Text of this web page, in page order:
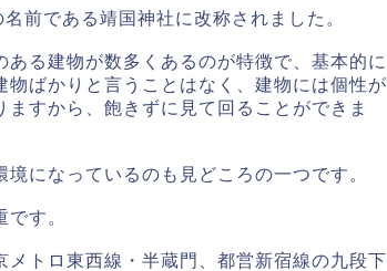
前である靖国神社に改称されました。
る建物が数多くあるのが特徴で、基本的に
ばかりと言うことはなく、建物には個性が
すから、飽きずに見て回ることができま
になっているのも見どころの一つです。
す。
トロ東西線・半蔵門、都営新宿線の九段下